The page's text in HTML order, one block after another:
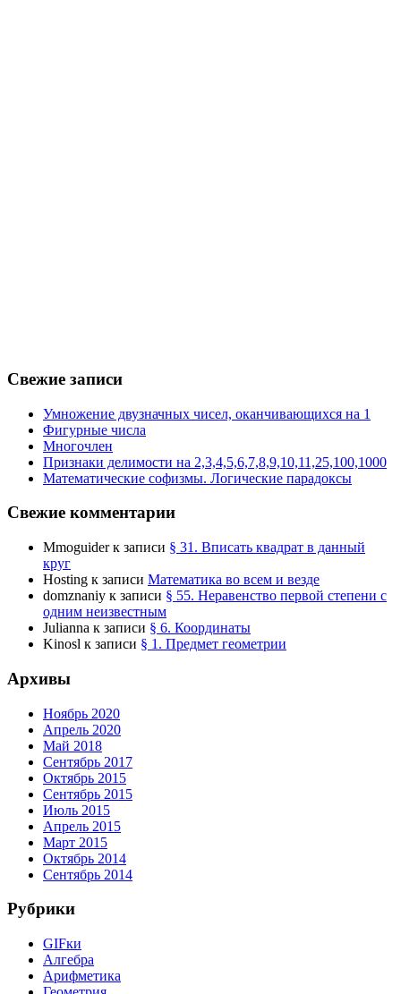
Свежие записи
Умножение двузначных чисел, оканчивающихся на 1
Фигурные числа
Многочлен
Признаки делимости на 2,3,4,5,6,7,8,9,10,11,25,100,1000
Математические софизмы. Логические парадоксы
Свежие комментарии
Mmoguiderк записи § 31. Вписать квадрат в данный
круг
Hosting к записи Математика во всем и везде
domznaniy к записи § 55. Неравенство первой степени с
одним неизвестным
Julianna к записи § 6. Координаты
Kinosl к записи § 1. Предмет геометрии
Архивы
Ноябрь 2020
Апрель 2020
Май 2018
Сентябрь 2017
Октябрь 2015
Сентябрь 2015
Июль 2015
Апрель 2015
Март 2015
Октябрь 2014
Сентябрь 2014
Рубрики
GIFки
Алгебра
Арифметика